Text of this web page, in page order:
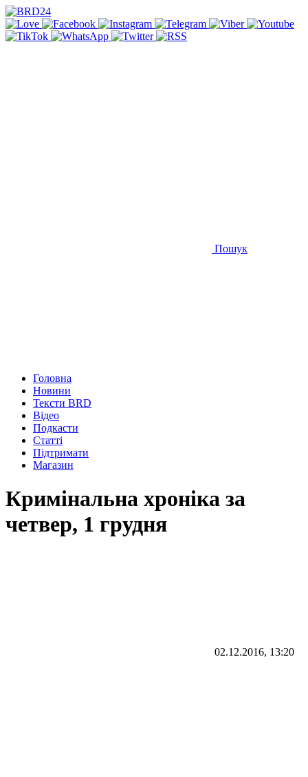
Пошук
Головна
Новини
Тексти BRD
Відео
Подкасти
Статті
Підтримати
Магазин
Кримінальна хроніка за
четвер, 1 грудня
02.12.2016, 13:20